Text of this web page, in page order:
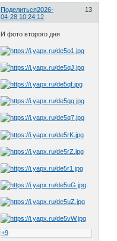
Поделиться 13
2026-
04-28 10:24:12
И фото второго дня
+9